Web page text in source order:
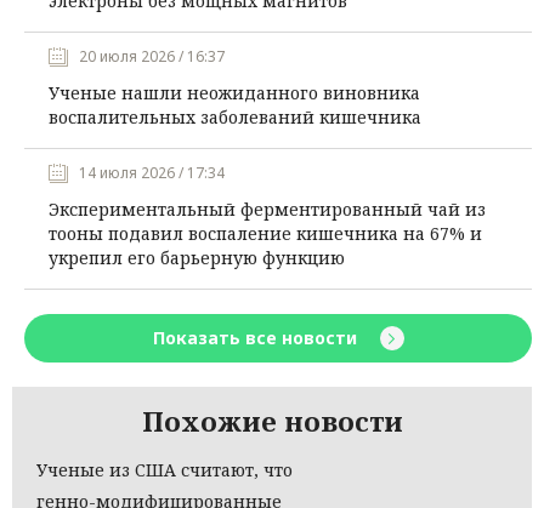
20 июля 2026 / 16:37
Ученые нашли неожиданного виновника
воспалительных заболеваний кишечника
14 июля 2026 / 17:34
Экспериментальный ферментированный чай из
тооны подавил воспаление кишечника на 67% и
укрепил его барьерную функцию
Показать все новости
Похожие новости
Ученые из США считают, что
генно-модифицированные